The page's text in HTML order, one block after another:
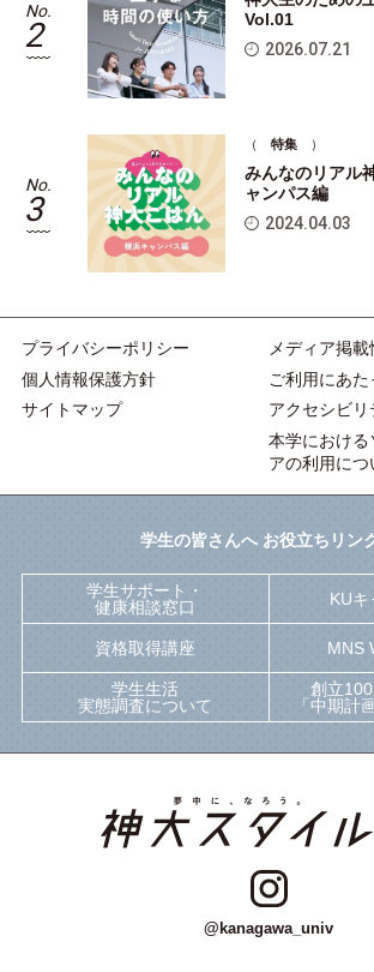
No.
2
Vol.01
2026.07.21
No.
3
みんなのリアル
ャンパス編
2024.04.03
（特集 ）
プライバシーポリシー
個人情報保護方針
サイトマップ
メディア掲載
ご利用にあた
アクセシビ
本学における
アの利用につ
学生の皆さんへ お役立ちリン
学生サポート・
健康相談窓口
KU
資格取得講座 MNS
学生生活
実態調査について
創立
「中期計
@kanagawa_univ